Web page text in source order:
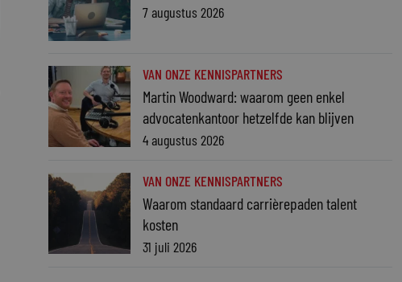
7 augustus 2026
VAN ONZE KENNISPARTNERS
Martin Woodward: waarom geen enkel
advocatenkantoor hetzelfde kan blijven
4 augustus 2026
VAN ONZE KENNISPARTNERS
Waarom standaard carrièrepaden talent
kosten
31 juli 2026